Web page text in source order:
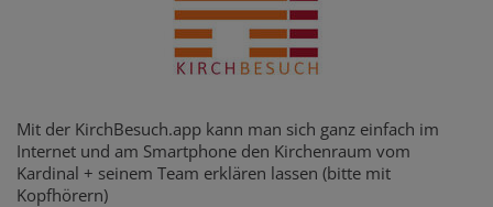
Mit der KirchBesuch.app kann man sich ganz einfach im
Internet und am Smartphone den Kirchenraum vom
Kardinal + seinem Team erklären lassen (bitte mit
Kopfhörern)